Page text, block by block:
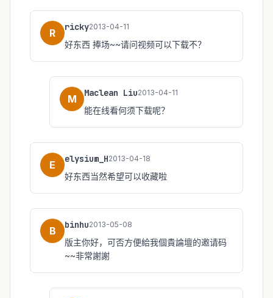
R ricky2013-04-11
好东西 捧场~~请问视频可以下载不？
M Maclean Liu2013-04-11
能在线看何须下载呢？
E elysium_H2013-04-18
好东西当然希望可以收藏啦
B binhu2013-05-08
版主你好，可否方便給我個貴論壇的邀请码
~~非常謝謝